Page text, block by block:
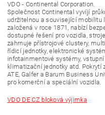
VDO - Continental Corporation.
Společnost Continental vyvíjí
udržitelnou a související mobilitu
založená v roce 1871, nabízí
dostupné řešení pro vozidla,
zahrnuje přístrojové clustery,
řídicí jednotky, elektronické
infotainmentové systémy,
klimatizační jednotky atd. Pokrytí
ATE, Galfer a Barum Business
pro komerční a speciální vozidla.
VDO DE CZ bloková výjimka